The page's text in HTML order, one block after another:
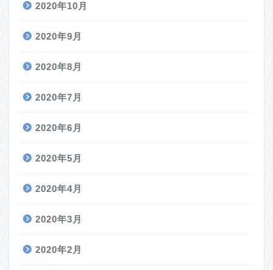
2020年10月
2020年9月
2020年8月
2020年7月
2020年6月
2020年5月
2020年4月
2020年3月
2020年2月